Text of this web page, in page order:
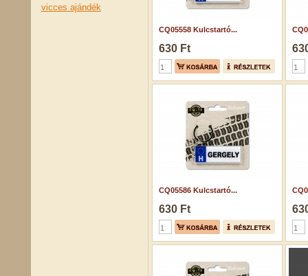
vicces ajándék
CQ05558 Kulcstartó...
630 Ft
CQ05586 Kulcstartó...
630 Ft